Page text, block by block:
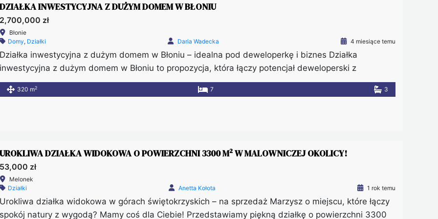
DZIAŁKA INWESTYCYJNA Z DUŻYM DOMEM W BŁONIU
2,700,000 zł
Błonie
Domy, Działki Daria Wadecka 4 miesiące temu
Działka inwestycyjna z dużym domem w Błoniu – idealna pod deweloperkę i biznes Działka
inwestycyjna z dużym domem w Błoniu to propozycja, która łączy potencjał deweloperski z
możliwością natychmiastowego użytkowania. Dlatego jest to atrakcyjna opcja zarówno dla
inwestorów, jak i firm szukających siedziby. Dodatkowo nieruchomość oferuje dużą elastyczność
320 m2 7 3
UROKLIWA DZIAŁKA WIDOKOWA O POWIERZCHNI 3300 M² W MALOWNICZEJ OKOLICY!
53,000 zł
Melonek
Działki
Anetta Kołota 1 rok temu
Urokliwa działka widokowa w górach świętokrzyskich – na sprzedaż Marzysz o miejscu, które łączy
spokój natury z wygodą? Mamy coś dla Ciebie! Przedstawiamy piękną działkę o powierzchni 3300